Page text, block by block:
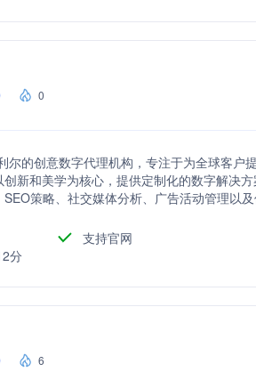
0
尔的创意数字代理机构，专注于为全球客户
新和美学为核心，提供定制化的数字解决
策略、社交媒体分析、广告活动管理以及
支持官网
分
6